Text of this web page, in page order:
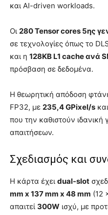
και AI-driven workloads.
Οι 280 Tensor cores 5ης
σε τεχνολογίες όπως το
και η 128KB L1 cache ανά
πρόσβαση σε δεδομένα.
Η θεωρητική απόδοση
FP32, με 235,4 GPixel/s και
που την καθιστούν
απαιτήσεων.
Σχεδιασμός και
Η κάρτα έχει dual-slot
mm x 137 mm x 48 mm (12
απαιτεί 300W ισχύ, με